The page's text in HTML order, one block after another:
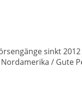
sinkt
/ Gute